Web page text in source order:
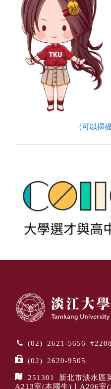
（可以掃
(02) 2621-5656
(02) 2620-9505
251301 新北市淡水區
A213室(本國生)｜A206室